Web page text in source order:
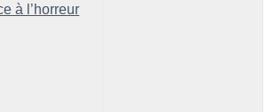
à l’horreur